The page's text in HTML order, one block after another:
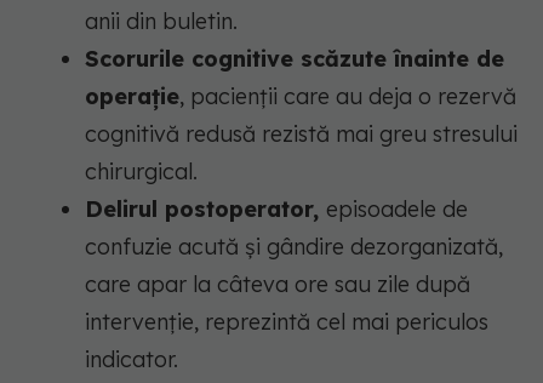
anii din buletin.
Scorurile cognitive scăzute înainte de
operație, pacienții care au deja o rezervă
cognitivă redusă rezistă mai greu stresului
chirurgical.
Delirul postoperator, episoadele de
confuzie acută și gândire dezorganizată,
care apar la câteva ore sau zile după
intervenție, reprezintă cel mai periculos
indicator.